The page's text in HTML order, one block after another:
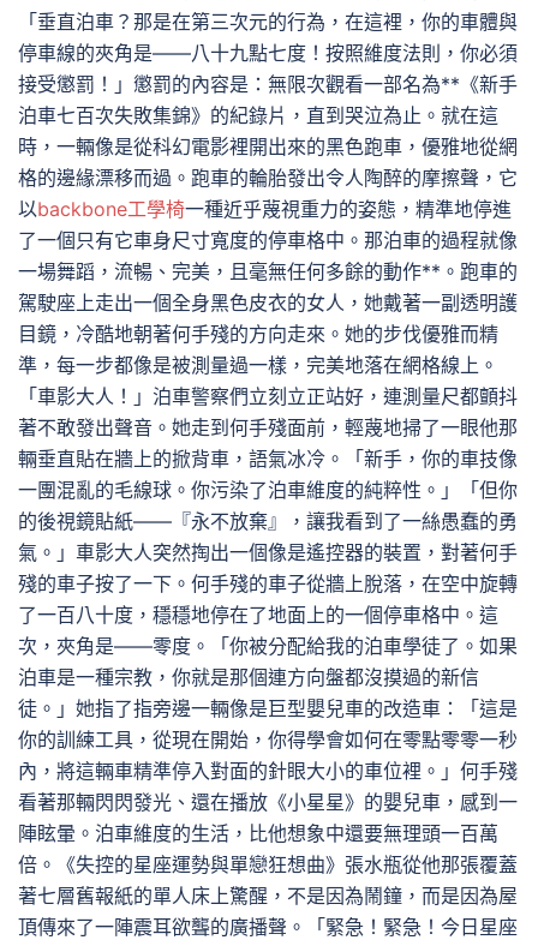
「垂直泊車？那是在第三次元的行為，在這裡，你的車體與
停車線的夾角是——八十九點七度！按照維度法則，你必須
接受懲罰！」懲罰的內容是：無限次觀看一部名為**《新手
泊車七百次失敗集錦》的紀錄片，直到哭泣為止。就在這
時，一輛像是從科幻電影裡開出來的黑色跑車，優雅地從網
格的邊緣漂移而過。跑車的輪胎發出令人陶醉的摩擦聲，它
以backbone工學椅一種近乎蔑視重力的姿態，精準地停進
了一個只有它車身尺寸寬度的停車格中。那泊車的過程就像
一場舞蹈，流暢、完美，且毫無任何多餘的動作**。跑車的
駕駛座上走出一個全身黑色皮衣的女人，她戴著一副透明護
目鏡，冷酷地朝著何手殘的方向走來。她的步伐優雅而精
準，每一步都像是被測量過一樣，完美地落在網格線上。
「車影大人！」泊車警察們立刻立正站好，連測量尺都顫抖
著不敢發出聲音。她走到何手殘面前，輕蔑地掃了一眼他那
輛垂直貼在牆上的掀背車，語氣冰冷。「新手，你的車技像
一團混亂的毛線球。你污染了泊車維度的純粹性。」「但你
的後視鏡貼紙——『永不放棄』，讓我看到了一絲愚蠢的勇
氣。」車影大人突然掏出一個像是遙控器的裝置，對著何手
殘的車子按了一下。何手殘的車子從牆上脫落，在空中旋轉
了一百八十度，穩穩地停在了地面上的一個停車格中。這
次，夾角是——零度。「你被分配給我的泊車學徒了。如果
泊車是一種宗教，你就是那個連方向盤都沒摸過的新信
徒。」她指了指旁邊一輛像是巨型嬰兒車的改造車：「這是
你的訓練工具，從現在開始，你得學會如何在零點零零一秒
內，將這輛車精準停入對面的針眼大小的車位裡。」何手殘
看著那輛閃閃發光、還在播放《小星星》的嬰兒車，感到一
陣眩暈。泊車維度的生活，比他想象中還要無理頭一百萬
倍。《失控的星座運勢與單戀狂想曲》張水瓶從他那張覆蓋
著七層舊報紙的單人床上驚醒，不是因為鬧鐘，而是因為屋
頂傳來了一陣震耳欲聾的廣播聲。「緊急！緊急！今日星座